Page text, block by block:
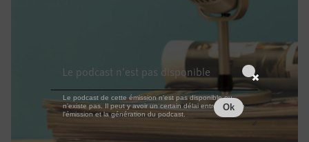
Le podcast n'est pas disponible
Le podcast de cette émission n'est pas disponible ou
n'existe pas. Il peut y avoir un certain délai entre la fin de
l'émission et la génération du podcast.
Ok